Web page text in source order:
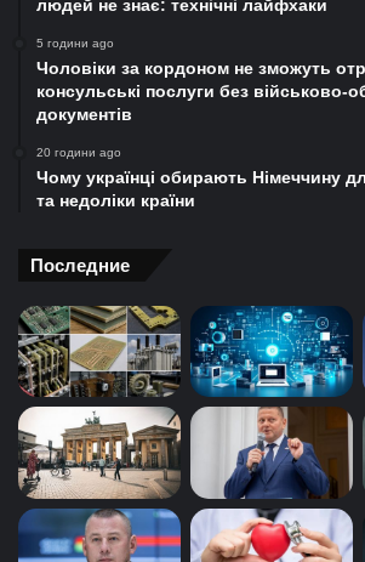
людей не знає: технічні лайфхаки
5 години ago
Чоловіки за кордоном не зможуть
консульські послуги без військово-
документів
20 години ago
Чому українці обирають Німеччину
та недоліки країни
Последние